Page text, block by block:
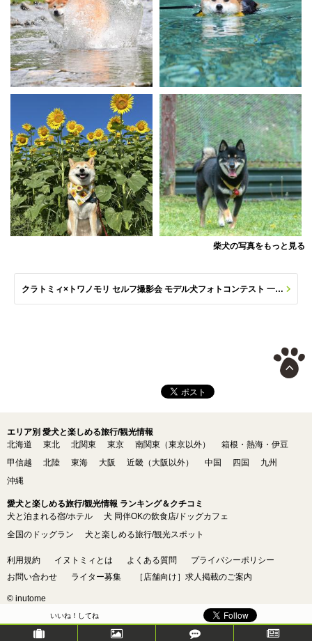
いいね！してね
柴犬の写真をもっと見る
クラトミィ×トワノモリ セルフ撮影会 モデル犬フォトコンテスト 一覧へ(応募数 84枚)
エリア別 愛犬と楽しめる旅行/観光情報
北海道
東北 北関東 東京 南関東（東京以外）
箱根・熱海・伊豆
甲信越
北陸 東海 大阪 近畿（大阪以外） 中国 四国
九州
沖縄
愛犬と楽しめる旅行/観光情報 ランキング＆クチコミ
犬と泊まれる宿/ホテル
犬 同伴OKの飲食店/ドッグカフェ
全国のドッグラン
犬と楽しめる旅行/観光スポット
利用規約 イヌトミィとは よくある質問
プライバシーポリシー
お問い合わせ
ライター募集 ［店舗向け］求人掲載のご案内
© inutome